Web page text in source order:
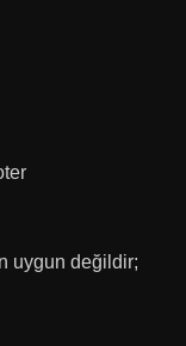
uygun değildir;